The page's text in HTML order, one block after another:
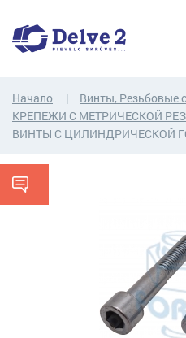
Начало
Винты, Резьбовые
КРЕПЕЖИ С МЕТРИЧЕСКОЙ
ВИНТЫ С ЦИЛИНДРИЧЕСКОЙ